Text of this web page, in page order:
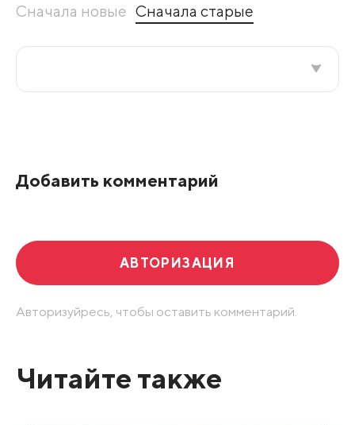
Сначала новые Сначала старые
Добавить комментарий
АВТОРИЗАЦИЯ
Авторизуйресь, чтобы оставить комментарий.
Читайте также